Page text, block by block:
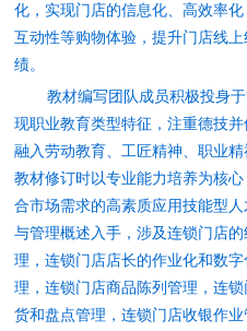
化，实现门店的信息化、高效率
互动性等购物体验，提升门店线
绩。
教材编写团队成员积极投身
现职业教育类型特征，注重德技
融入劳动教育、工匠精神、职业
教材修订时以专业能力培养为核
合市场需求的高素质应用技能型
与管理概述入手，涉及连锁门店
理，连锁门店店长的作业化和数
理，连锁门店商品陈列管理，连
货和盘点管理，连锁门店收银作